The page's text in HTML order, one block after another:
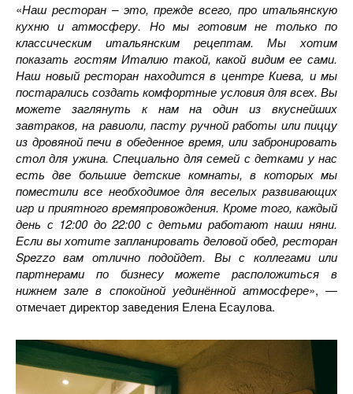
«Наш ресторан – это, прежде всего, про итальянскую
кухню и атмосферу. Но мы готовим не только по
классическим итальянским рецептам. Мы хотим
показать гостям Италию такой, какой видим ее сами.
Наш новый ресторан находится в центре Киева, и мы
постарались создать комфортные условия для всех. Вы
можете заглянуть к нам на один из вкуснейших
завтраков, на равиоли, пасту ручной работы или пиццу
из дровяной печи в обеденное время, или забронировать
стол для ужина. Специально для семей с детками у нас
есть две большие детские комнаты, в которых мы
поместили все необходимое для веселых развивающих
игр и приятного времяпровождения. Кроме того, каждый
день с 12:00 до 22:00 с детьми работают наши няни.
Если вы хотите запланировать деловой обед, ресторан
Spezzo вам отлично подойдет. Вы с коллегами или
партнерами по бизнесу можете расположиться в
нижнем зале в спокойной уединённой атмосфере», —
отмечает директор заведения Елена Есаулова.